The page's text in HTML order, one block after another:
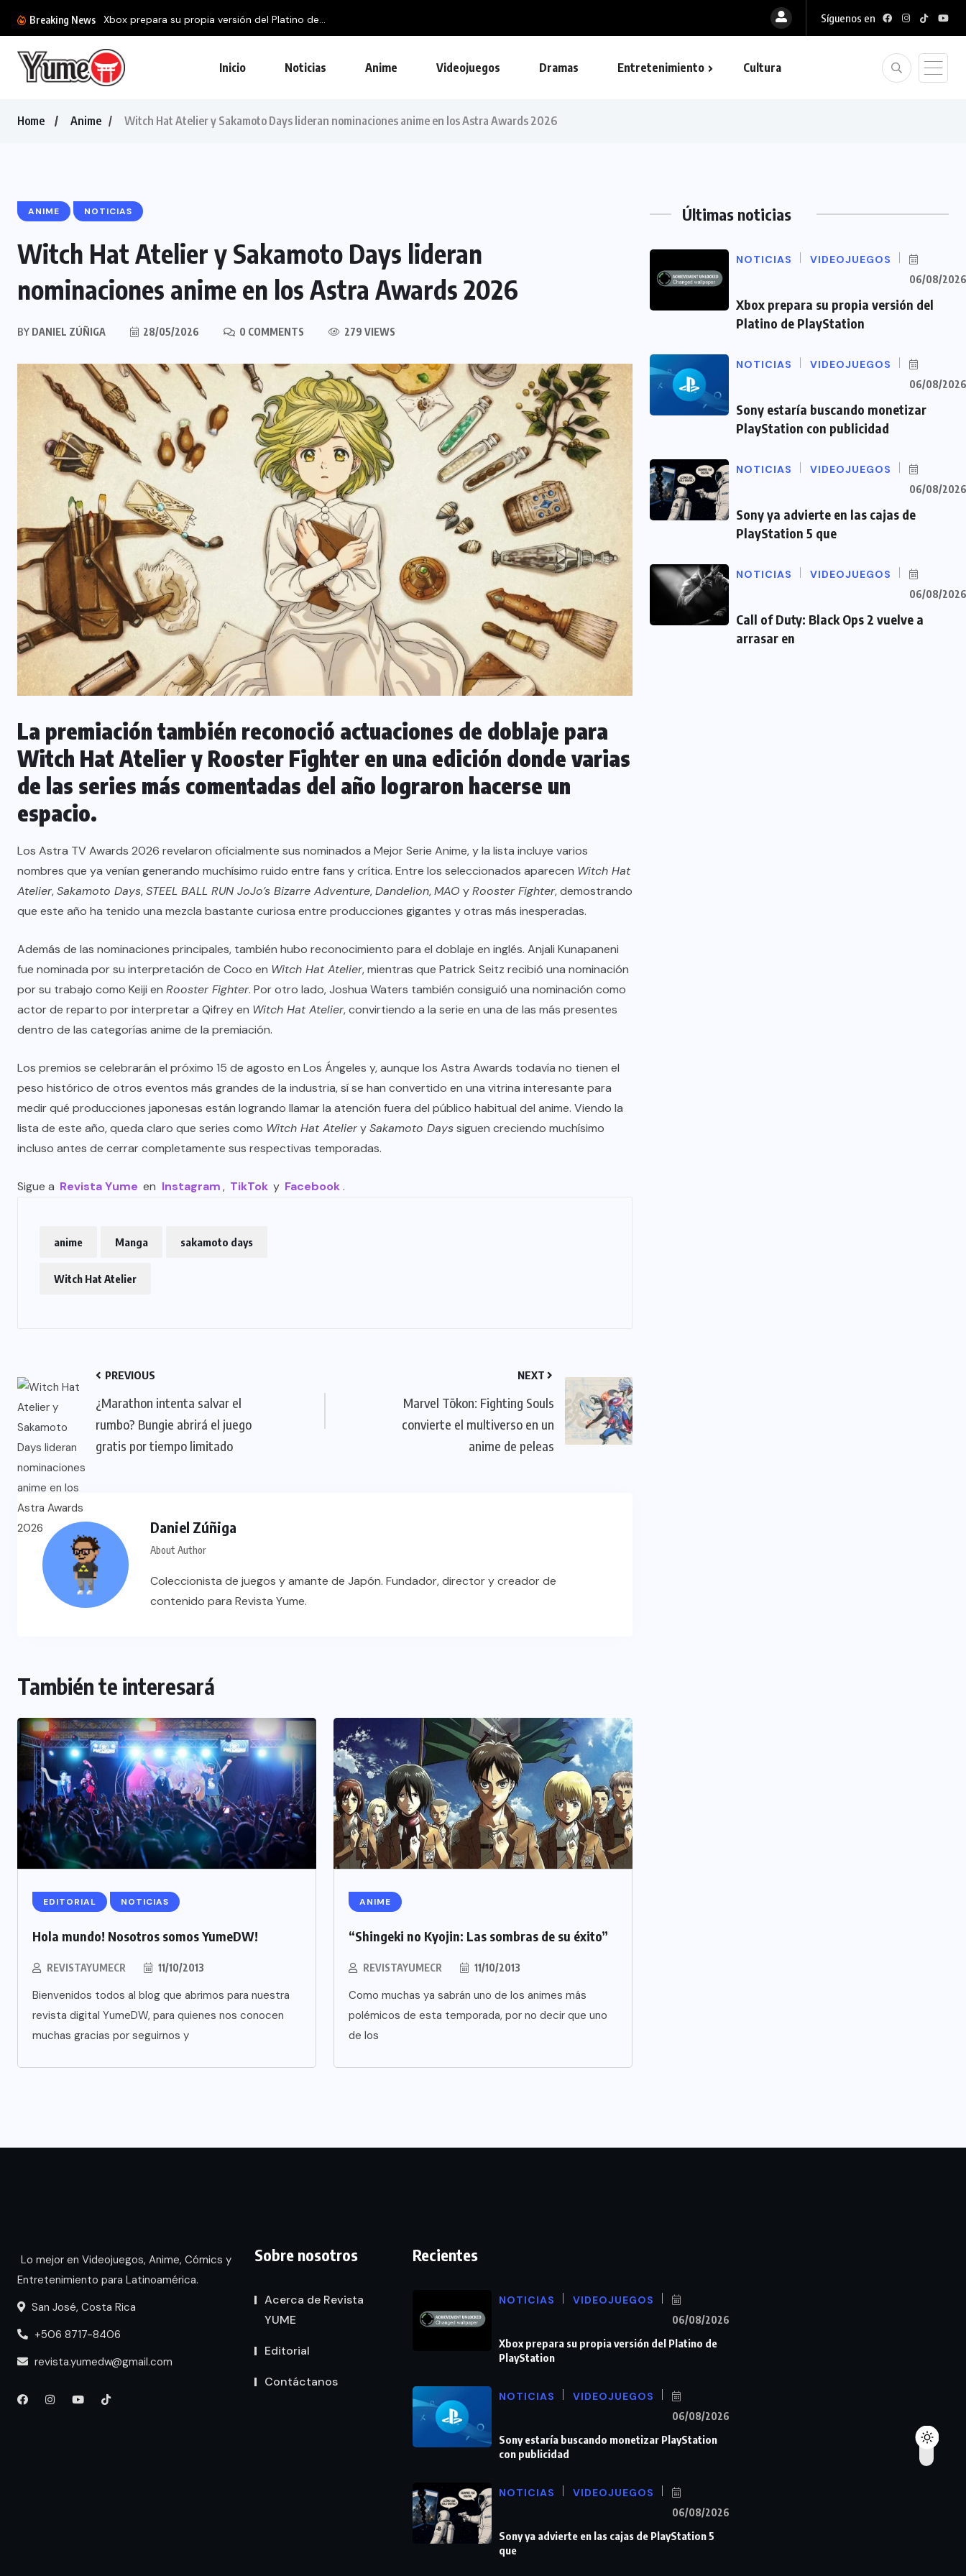
Breaking News Xbox prepara su propia versión del Platino de... Síguenos en
Inicio Noticias Anime Videojuegos Dramas Entretenimiento Cultura
Home Anime Witch Hat Atelier y Sakamoto Days lideran nominaciones anime en los Astra Awards 2026
ANIME NOTICIAS
Witch Hat Atelier y Sakamoto Days lideran
nominaciones anime en los Astra Awards 2026
BY DANIEL ZÚÑIGA 28/05/2026 0 COMMENTS 279 VIEWS
La premiación también reconoció actuaciones de doblaje para
Witch Hat Atelier y Rooster Fighter en una edición donde varias
de las series más comentadas del año lograron hacerse un
espacio.
Los Astra TV Awards 2026 revelaron oficialmente sus nominados a Mejor Serie Anime, y la lista incluye varios
nombres que ya venían generando muchísimo ruido entre fans y crítica. Entre los seleccionados aparecen Witch Hat
Atelier,Sakamoto Days,STEEL BALL RUN JoJo’s Bizarre Adventure,Dandelion,MAO yRooster Fighter, demostrando
que este año ha tenido una mezcla bastante curiosa entre producciones gigantes y otras más inesperadas.
Además de las nominaciones principales, también hubo reconocimiento para el doblaje en inglés. Anjali Kunapaneni
fue nominada por su interpretación de Coco en Witch Hat Atelier, mientras que Patrick Seitz recibió una nominación
por su trabajo como Keiji en Rooster Fighter. Por otro lado, Joshua Waters también consiguió una nominación como
actor de reparto por interpretar a Qifrey en Witch Hat Atelier, convirtiendo a la serie en una de las más presentes
dentro de las categorías anime de la premiación.
Los premios se celebrarán el próximo 15 de agosto en Los Ángeles y, aunque los Astra Awards todavía no tienen el
peso histórico de otros eventos más grandes de la industria, sí se han convertido en una vitrina interesante para
medir qué producciones japonesas están logrando llamar la atención fuera del público habitual del anime. Viendo la
lista de este año, queda claro que series como Witch Hat AtelierySakamoto Dayssiguen creciendo muchísimo
incluso antes de cerrar completamente sus respectivas temporadas.
Sigue a Revista Yume en Instagram, TikTok y Facebook.
anime Manga sakamoto days
Witch Hat Atelier
PREVIOUS
¿Marathon intenta salvar el
rumbo? Bungie abrirá el juego
gratis por tiempo limitado
NEXT
Marvel Tōkon: Fighting Souls
convierte el multiverso en un
anime de peleas
Daniel Zúñiga
About Author
Coleccionista de juegos y amante de Japón. Fundador, director y creador de
contenido para Revista Yume.
También te interesará
EDITORIAL NOTICIAS
Hola mundo! Nosotros somos YumeDW!
REVISTAYUMECR 11/10/2013
Bienvenidos todos al blog que abrimos para nuestra
revista digital YumeDW, para quienes nos conocen
muchas gracias por seguirnos y
ANIME
“Shingeki no Kyojin: Las sombras de su éxito”
REVISTAYUMECR 11/10/2013
Como muchas ya sabrán uno de los animes más
polémicos de esta temporada, por no decir que uno
de los
Últimas noticias
NOTICIAS VIDEOJUEGOS
06/08/2026
Xbox prepara su propia versión del
Platino de PlayStation
NOTICIAS VIDEOJUEGOS
06/08/2026
Sony estaría buscando monetizar
PlayStation con publicidad
NOTICIAS VIDEOJUEGOS
06/08/2026
Sony ya advierte en las cajas de
PlayStation 5 que
NOTICIAS VIDEOJUEGOS
06/08/2026
Call of Duty: Black Ops 2 vuelve a
arrasar en
Lo mejor en Videojuegos, Anime, Cómics y
Entretenimiento para Latinoamérica.
San José, Costa Rica
+506 8717-8406
revista.yumedw@gmail.com
Sobre nosotros
Acerca de Revista
YUME
Editorial
Contáctanos
Recientes
NOTICIAS VIDEOJUEGOS
06/08/2026
Xbox prepara su propia versión del Platino de
PlayStation
NOTICIAS VIDEOJUEGOS
06/08/2026
Sony estaría buscando monetizar PlayStation
con publicidad
NOTICIAS VIDEOJUEGOS
06/08/2026
Sony ya advierte en las cajas de PlayStation 5
que